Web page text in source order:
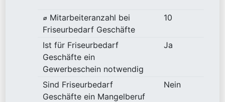
⌀ Mitarbeiteranzahl bei
Friseurbedarf Geschäfte
10
Ist für Friseurbedarf
Geschäfte ein
Gewerbeschein notwendig
Ja
Sind Friseurbedarf
Geschäfte ein Mangelberuf
Nein